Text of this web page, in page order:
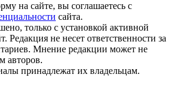
на сайте, вы соглашаетесь с
сайта.
только с установкой активной
Редакция не несет ответственности за
Мнение редакции может не
авторов.
принадлежат их владельцам.